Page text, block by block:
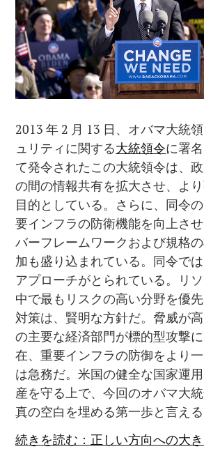
2013 年 2 月 13 日、オバマ大統
ュリティに関する大統領令に署
て発令されたこの大統領令は、
の間の情報共有を拡大させ、よ
目的としている。さらに、同令
要インフラの防衛機能を向上さ
バーフレームワークおよび規格
加も盛り込まれている。同令で
アプローチがとられている。リ
中で最もリスクの高い分野を優
対策は、賢明な方針だ。脅威が
の主要な経済部門が標的型攻撃
在、重要インフラの防御をより
は急務だ。米国の健全な国家運
産を守る上で、今回のオバマ大
真の空白を埋める第一歩と言える
続きを読む：正しい方向への大